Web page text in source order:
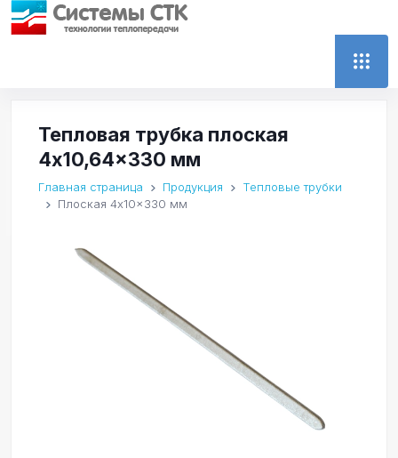
Тепловая трубка плоская
4x10,64x330 мм
Главная страница Продукция
Тепловые трубки
Плоская 4x10x330 мм